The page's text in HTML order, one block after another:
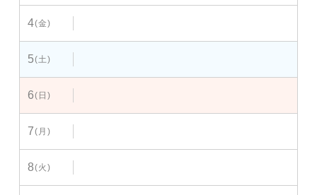
4(金)
5(土)
6(日)
7(月)
8(火)